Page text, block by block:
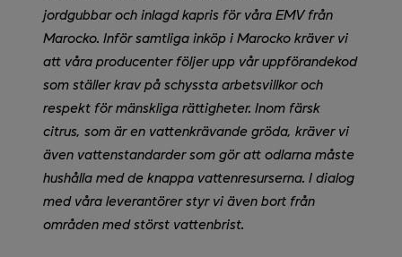
jordgubbar och inlagd kapris för våra EMV från
Marocko. Inför samtliga inköp i Marocko kräver vi
att våra producenter följer upp vår uppförandekod
som ställer krav på schyssta arbetsvillkor och
respekt för mänskliga rättigheter. Inom färsk
citrus, som är en vattenkrävande gröda, kräver vi
även vattenstandarder som gör att odlarna måste
hushålla med de knappa vattenresurserna. I dialog
med våra leverantörer styr vi även bort från
områden med störst vattenbrist.